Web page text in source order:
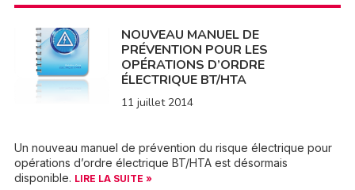
NOUVEAU MANUEL DE
PRÉVENTION POUR LES
OPÉRATIONS D’ORDRE
ÉLECTRIQUE BT/HTA
11 juillet 2014
Un nouveau manuel de prévention du risque électrique pour
opérations d’ordre électrique BT/HTA est désormais
disponible. LIRE LA SUITE »